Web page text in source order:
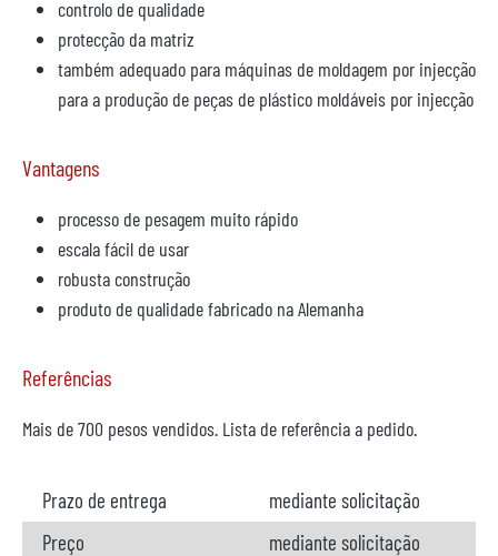
controlo de qualidade
protecção da matriz
também adequado para máquinas de moldagem por injecção
para a produção de peças de plástico moldáveis por injecção
Vantagens
processo de pesagem muito rápido
escala fácil de usar
robusta construção
produto de qualidade fabricado na Alemanha
Referências
Mais de 700 pesos vendidos. Lista de referência a pedido.
Prazo de entrega
mediante solicitação
Preço
mediante solicitação